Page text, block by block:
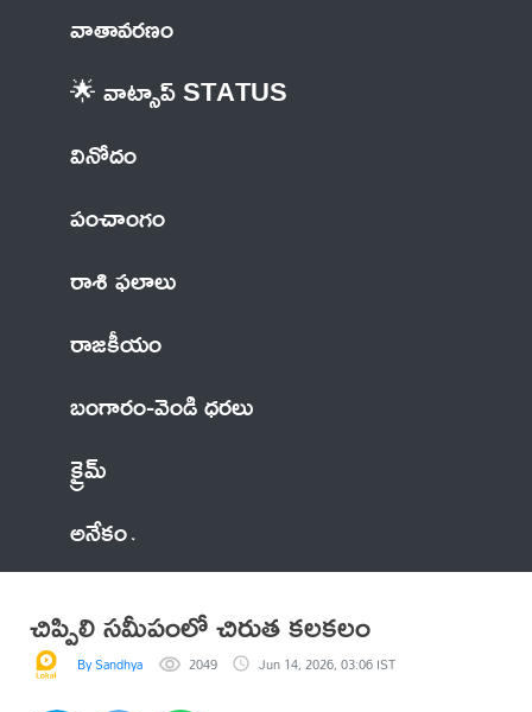
వాతావరణం
🌟 వాట్సాప్ STATUS
వినోదం
పంచాంగం
రాశి ఫలాలు
రాజకీయం
బంగారం-వెండి ధరలు
క్రైమ్
అనేకం
చిప్పిలి సమీపంలో చిరుత కలకలం
By Sandhya 2049 Jun 14, 2026, 03:06 IST